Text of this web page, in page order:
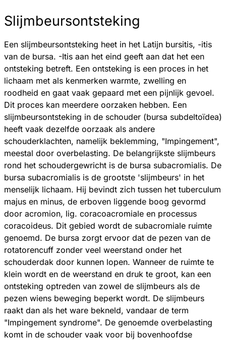
Slijmbeursontsteking
Een slijmbeursontsteking heet in het Latijn bursitis, -itis
van de bursa. -Itis aan het eind geeft aan dat het een
ontsteking betreft. Een ontsteking is een proces in het
lichaam met als kenmerken warmte, zwelling en
roodheid en gaat vaak gepaard met een pijnlijk gevoel.
Dit proces kan meerdere oorzaken hebben. Een
slijmbeursontsteking in de schouder (bursa subdeltoïdea)
heeft vaak dezelfde oorzaak als andere
schouderklachten, namelijk beklemming, "Impingement",
meestal door overbelasting. De belangrijkste slijmbeurs
rond het schoudergewricht is de bursa subacromialis. De
bursa subacromialis is de grootste 'slijmbeurs' in het
menselijk lichaam. Hij bevindt zich tussen het tuberculum
majus en minus, de erboven liggende boog gevormd
door acromion, lig. coracoacromiale en processus
coracoideus. Dit gebied wordt de subacromiale ruimte
genoemd. De bursa zorgt ervoor dat de pezen van de
rotatorencuff zonder veel weerstand onder het
schouderdak door kunnen lopen. Wanneer de ruimte te
klein wordt en de weerstand en druk te groot, kan een
ontsteking optreden van zowel de slijmbeurs als de
pezen wiens beweging beperkt wordt. De slijmbeurs
raakt dan als het ware bekneld, vandaar de term
"Impingement syndrome". De genoemde overbelasting
komt in de schouder vaak voor bij bovenhoofdse